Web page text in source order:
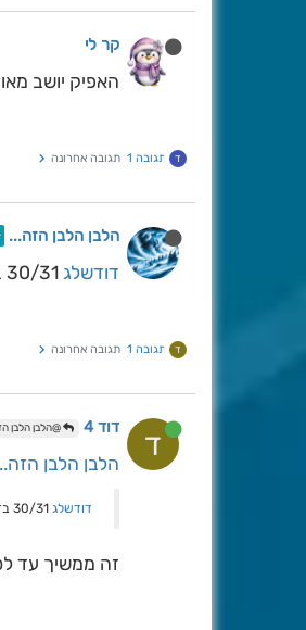
קר לי
האפיק יושב
ד תגובה 1 תגובה אחרונה
הלבן הלבן הזה...
דודשלג
ד תגובה 1 תגובה אחרונה
ד דוד 4 @הלבן הלבן
הלבן הלבן
דודשלג
זה ממשיך עד